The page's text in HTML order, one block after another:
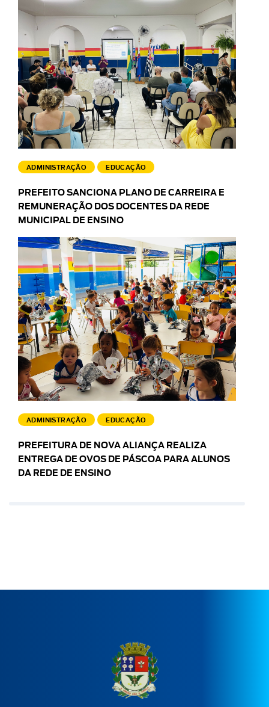
ADMINISTRAÇÃO EDUCAÇÃO
PREFEITO SANCIONA PLANO DE CARREIRA E
REMUNERAÇÃO DOS DOCENTES DA REDE
MUNICIPAL DE ENSINO
ADMINISTRAÇÃO EDUCAÇÃO
PREFEITURA DE NOVA ALIANÇA REALIZA
ENTREGA DE OVOS DE PÁSCOA PARA ALUNOS
DA REDE DE ENSINO